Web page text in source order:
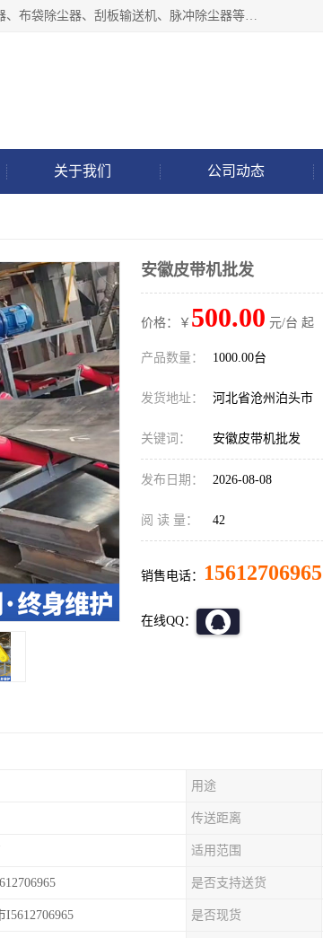
泊头市正康机械设备制造有限公司 I55I2882966 主要产品：袋式除尘器、星型卸料器、布袋除尘器、刮板输送机、脉冲除尘器等产品厂家。公司拥有研发人才和技术专员，有丰厚的物质资源和人力资源，公司结合客户现场使用要求采用计算机辅助制图，并根据客户的需求为之选型，提供有限的设计方案，以满足客户的使用需求。I56I27O6965
关于我们 公司动态
安徽皮带机批发
价格：￥ 500.00 元/台 起
产品数量： 1000.00台
发货地址： 河北省沧州泊头市
关键词： 安徽皮带机批发
发布日期： 2026-08-08
阅 读 量： 42
销售电话： 15612706965
在线QQ：
用途
传送距离
适用范围
是否支持送货
是否现货